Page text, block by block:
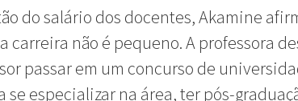
do salário dos docentes, Akamine
carreira não é pequeno. A professora
passar em um concurso de
se especializar na área, ter pós-